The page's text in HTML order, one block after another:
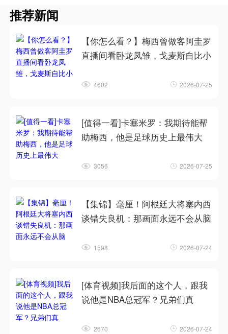
推荐新闻
【你怎么看？】梅西曾做客阿圭罗
直播间看卧龙凤雏，戈麦斯自比小
4602 2026-07-25
[值得一看]卡塞米罗：我期待能帮
助梅西，他是足球历史上最伟大
3056 2026-07-25
【集锦】毫厘！阿根廷大将塞内西
谈错失良机：那画面永远不会从脑
1598 2026-07-24
[体育视频]我后面的这个人，跟我
说他是NBA总冠军？兄弟们真
2670 2026-07-24